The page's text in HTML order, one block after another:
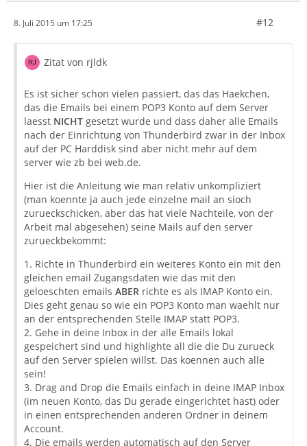
8. Juli 2015 um 17:25 #12
Zitat von rjldk
Es ist sicher schon vielen passiert, das das Haekchen,
das die Emails bei einem POP3 Konto auf dem Server
laesst NICHT gesetzt wurde und dass daher alle Emails
nach der Einrichtung von Thunderbird zwar in der Inbox
auf der PC Harddisk sind aber nicht mehr auf dem
server wie zb bei web.de.
Hier ist die Anleitung wie man relativ unkompliziert
(man koennte ja auch jede einzelne mail an sioch
zurueckschicken, aber das hat viele Nachteile, von der
Arbeit mal abgesehen) seine Mails auf den server
zurueckbekommt:
1. Richte in Thunderbird ein weiteres Konto ein mit den
gleichen email Zugangsdaten wie das mit den
geloeschten emails ABER richte es als IMAP Konto ein.
Dies geht genau so wie ein POP3 Konto man waehlt nur
an der entsprechenden Stelle IMAP statt POP3.
2. Gehe in deine Inbox in der alle Emails lokal
gespeichert sind und highlighte all die die Du zurueck
auf den Server spielen willst. Das koennen auch alle
sein!
3. Drag and Drop die Emails einfach in deine IMAP Inbox
(im neuen Konto, das Du gerade eingerichtet hast) oder
in einen entsprechenden anderen Ordner in deinem
Account.
4. Die emails werden automatisch auf den Server